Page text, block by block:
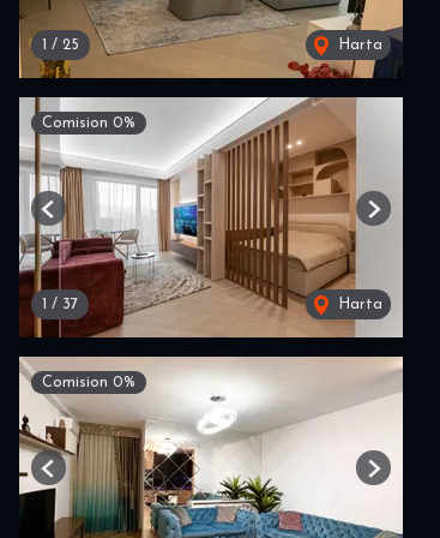
1 / 25 Harta
Comision 0%
1 / 37 Harta
Previous Next
Comision 0%
Previous Next